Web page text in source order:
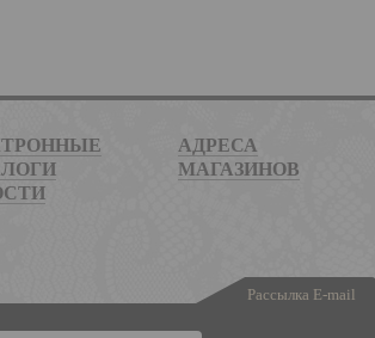
АДРЕСА
МАГАЗИНОВ
Рассылка E-mail